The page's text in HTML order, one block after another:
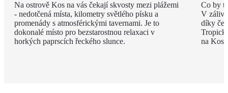
Na ostrově Kos na vás čekají skvosty mezi plážemi
- nedotčená místa, kilometry světlého písku a
promenády s atmosférickými tavernami. Je to
dokonalé místo pro bezstarostnou relaxaci v
horkých paprscích řeckého slunce.
Co by
V
díky
na